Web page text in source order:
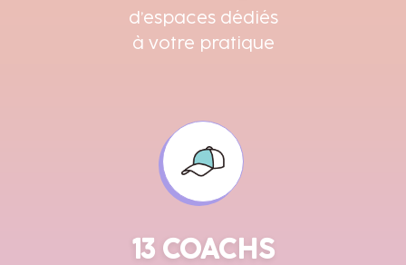
d’espaces dédiés
à votre pratique
13 COACHS